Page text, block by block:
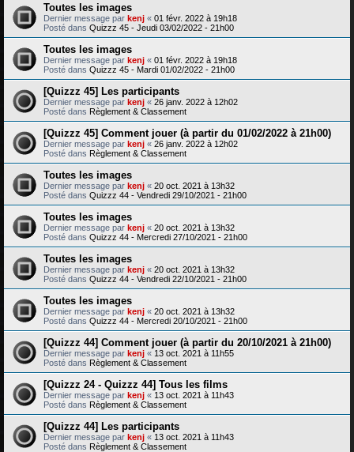
Toutes les images
Dernier message par kenj « 01 févr. 2022 à 19h18
Posté dans Quizzz 45 - Jeudi 03/02/2022 - 21h00
Toutes les images
Dernier message par kenj « 01 févr. 2022 à 19h18
Posté dans Quizzz 45 - Mardi 01/02/2022 - 21h00
[Quizzz 45] Les participants
Dernier message par kenj « 26 janv. 2022 à 12h02
Posté dans Règlement & Classement
[Quizzz 45] Comment jouer (à partir du 01/02/2022 à 21h00)
Dernier message par kenj « 26 janv. 2022 à 12h02
Posté dans Règlement & Classement
Toutes les images
Dernier message par kenj « 20 oct. 2021 à 13h32
Posté dans Quizzz 44 - Vendredi 29/10/2021 - 21h00
Toutes les images
Dernier message par kenj « 20 oct. 2021 à 13h32
Posté dans Quizzz 44 - Mercredi 27/10/2021 - 21h00
Toutes les images
Dernier message par kenj « 20 oct. 2021 à 13h32
Posté dans Quizzz 44 - Vendredi 22/10/2021 - 21h00
Toutes les images
Dernier message par kenj « 20 oct. 2021 à 13h32
Posté dans Quizzz 44 - Mercredi 20/10/2021 - 21h00
[Quizzz 44] Comment jouer (à partir du 20/10/2021 à 21h00)
Dernier message par kenj « 13 oct. 2021 à 11h55
Posté dans Règlement & Classement
[Quizzz 24 - Quizzz 44] Tous les films
Dernier message par kenj « 13 oct. 2021 à 11h43
Posté dans Règlement & Classement
[Quizzz 44] Les participants
Dernier message par kenj « 13 oct. 2021 à 11h43
Posté dans Règlement & Classement